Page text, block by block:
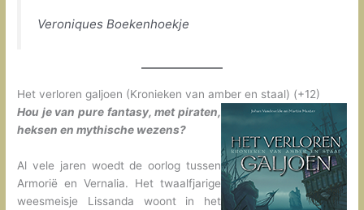
Veroniques Boekenhoekje
Het verloren galjoen (Kronieken van amber en staal) (+12)
Hou je van pure fantasy, met piraten,
heksen en mythische wezens?
Al vele jaren woedt de oorlog tussen
Armorië en Vernalia. Het twaalfjarige
weesmeisje Lissanda woont in het